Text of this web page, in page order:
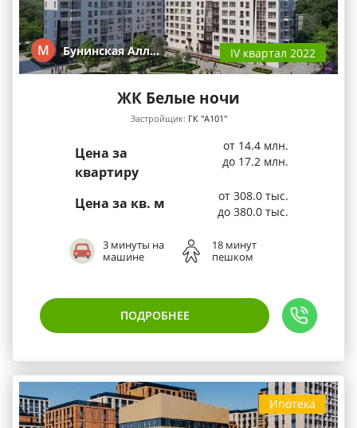
М Бунинская Алл… IV квартал 2022
ЖК Белые ночи
Застройщик: ГК "А101"
Цена за
квартиру
от 14.4 млн.
до 17.2 млн.
Цена за кв. м
от 308.0 тыс.
до 380.0 тыс.
3 минуты на
машине
18 минут
пешком
ПОДРОБНЕЕ
Ипотека